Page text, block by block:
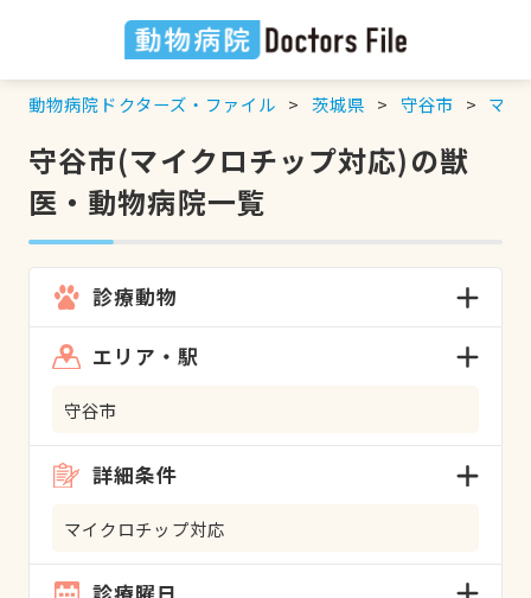
動物病院ドクターズ・ファイル 茨城県 守谷市 マイ
守谷市(マイクロチップ対応)の獣
医・動物病院一覧
診療動物
エリア・駅
守谷市
詳細条件
マイクロチップ対応